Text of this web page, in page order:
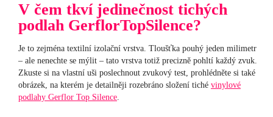
V čem tkví jedinečnost tichých
podlah GerflorTopSilence?
Je to zejména textilní izolační vrstva. Tloušťka pouhý jeden milimetr
– ale nenechte se mýlit – tato vrstva totiž precizně pohltí každý zvuk.
Zkuste si na vlastní uši poslechnout zvukový test, prohlédněte si také
obrázek, na kterém je detailněji rozebráno složení tiché vinylové
podlahy Gerflor Top Silence.